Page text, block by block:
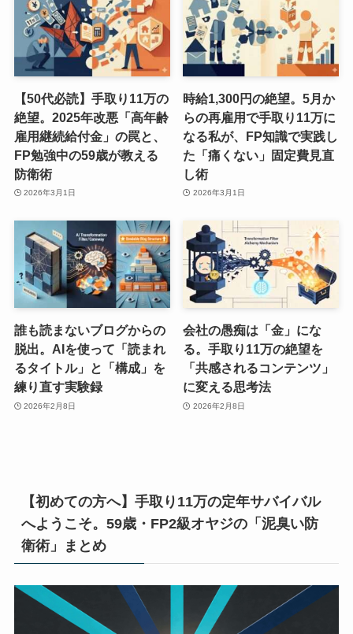
【50代必読】手取り11万の
絶望。2025年改悪「高年齢
雇用継続給付金」の罠と、
FP勉強中の59歳が教える
防衛術
2026年3月1日
時給1,300円の絶望。5月か
らの再雇用で手取り11万に
なる私が、FP知識で実践し
た「痛くない」固定費見直
し術
2026年3月1日
誰も読まないブログからの
脱出。AIを使って「読まれ
るタイトル」と「構成」を
練り直す実験録
2026年2月8日
会社の愚痴は「金」にな
る。手取り11万の絶望を
「共感されるコンテンツ」
に変える思考法
2026年2月8日
【初めての方へ】手取り11万の定年サバイバル
へようこそ。59歳・FP2級オヤジの「泥臭い防
衛術」まとめ